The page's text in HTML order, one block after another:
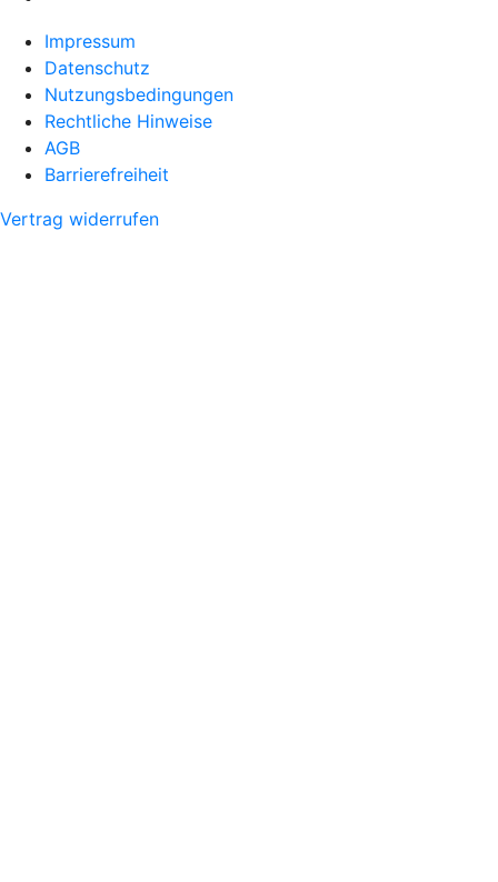
Impressum
Datenschutz
Nutzungsbedingungen
Rechtliche Hinweise
AGB
Barrierefreiheit
Vertrag widerrufen